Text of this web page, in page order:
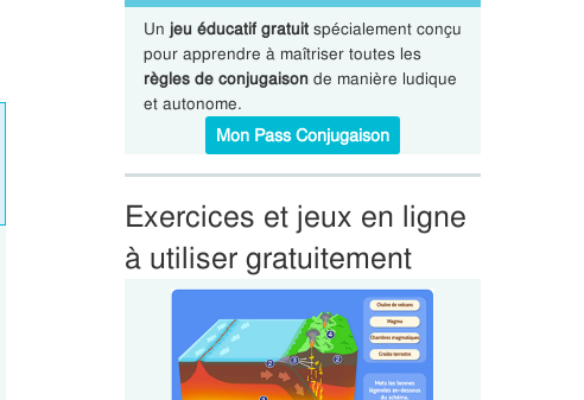
Un jeu éducatif gratuitspécialement conçu
pour apprendre à maîtriser toutes les
règles de conjugaisonde manière ludique
et autonome.
Mon Pass Conjugaison
Exercices et jeux en ligne
à utiliser gratuitement